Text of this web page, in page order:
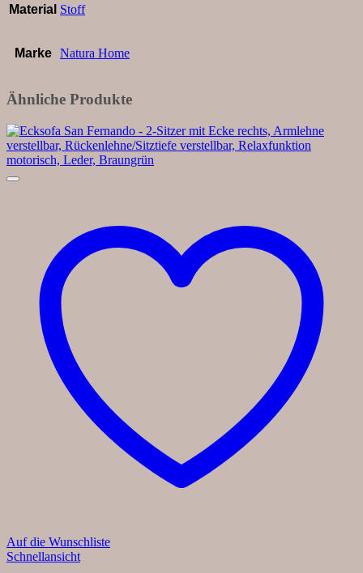
Material Stoff
Marke Natura Home
Ähnliche Produkte
Auf die Wunschliste
Schnellansicht